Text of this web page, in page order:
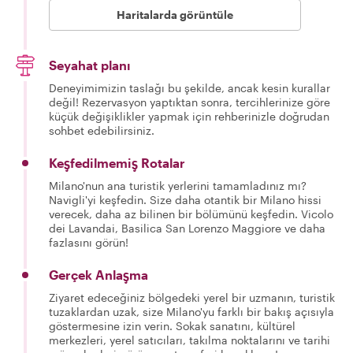
Haritalarda görüntüle
Seyahat planı
Deneyimimizin taslağı bu şekilde, ancak kesin kurallar
değil! Rezervasyon yaptıktan sonra, tercihlerinize göre
küçük değişiklikler yapmak için rehberinizle doğrudan
sohbet edebilirsiniz.
Keşfedilmemiş Rotalar
Milano'nun ana turistik yerlerini tamamladınız mı?
Navigli'yi keşfedin. Size daha otantik bir Milano hissi
verecek, daha az bilinen bir bölümünü keşfedin. Vicolo
dei Lavandai, Basilica San Lorenzo Maggiore ve daha
fazlasını görün!
Gerçek Anlaşma
Ziyaret edeceğiniz bölgedeki yerel bir uzmanın, turistik
tuzaklardan uzak, size Milano'yu farklı bir bakış açısıyla
göstermesine izin verin. Sokak sanatını, kültürel
merkezleri, yerel satıcıları, takılma noktalarını ve tarihi